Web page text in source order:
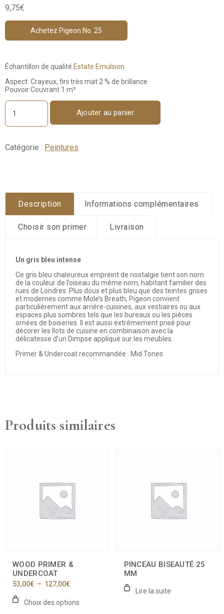
9,75€
Achetez Pigeon No. 25
Échantillon de qualité Estate Emulsion.
Aspect: Crayeux, fini très mat 2 % de brillance.
Pouvoir Couvrant 1 m²
quantité
de
No.
Ajouter au panier
Catégorie : Peintures
Description Informations complémentaires
Choisir son primer Livraison
Un gris bleu intense
Ce gris bleu chaleureux empreint de nostalgie tient son nom
de la couleur de l’oiseau du même nom, habitant familier des
rues de Londres. Plus doux et plus bleu que des teintes grises
et modernes comme Mole’s Breath, Pigeon convient
particulièrement aux arrière-cuisines, aux vestiaires ou aux
espaces plus sombres tels que les bureaux ou les pièces
ornées de boiseries. Il est aussi extrêmement prisé pour
décorer les îlots de cuisine en combinaison avec la
délicatesse d’un Dimpse appliqué sur les meubles.
Primer & Undercoat recommandée : Mid Tones
Produits similaires
WOOD PRIMER &
UNDERCOAT
53,00€ – 127,00€Plage
prix :
53,00€
Choix des options
page
produit
PINCEAU BISEAUTÉ 25
MM
Lire la suite